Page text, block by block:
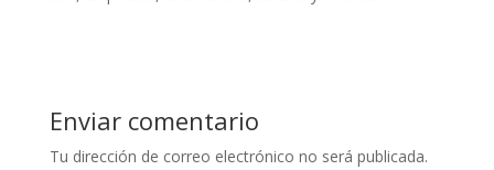
Enviar comentario
Tu dirección de correo electrónico no será publicada.